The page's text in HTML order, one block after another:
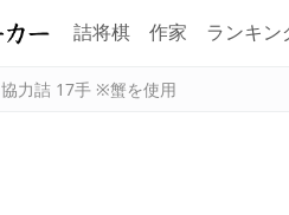
詰将棋 作家 ランキン
協力詰 17手 ※蟹を使用